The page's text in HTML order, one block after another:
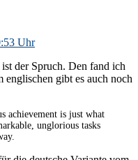
Uhr
der Spruch. Den fand ich
gibt es auch noch
achievement is just what
unglorious tasks